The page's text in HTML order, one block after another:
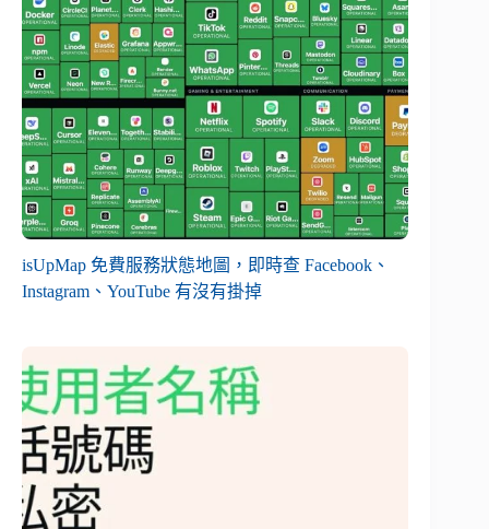
isUpMap 免費服務狀態地圖，即時查 Facebook、
Instagram、YouTube 有沒有掛掉